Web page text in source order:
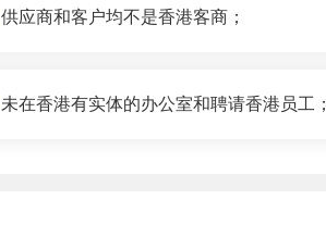
供应商和客户均不是香港客商；
未在香港有实体的办公室和聘请香港员工；